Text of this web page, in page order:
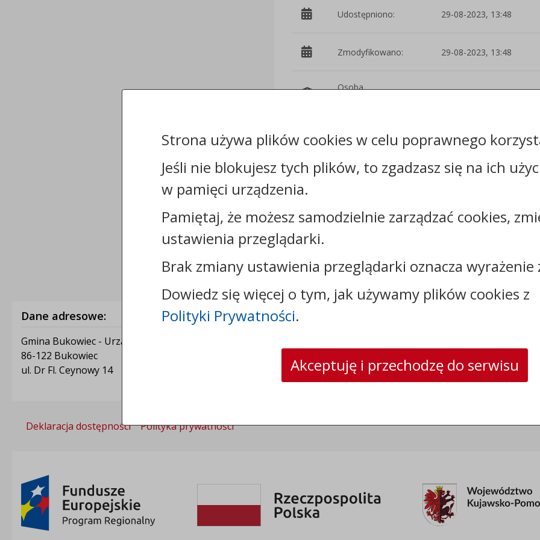
Udostępniono: 29-08-2023, 13:48
Zmodyfikowano: 29-08-2023, 13:48
Osoba
Grzegorz Radtke
Podmiot
Gmina Bukowiec -
Urząd Gminy
Załączniki
Rejestr zmian
Dane adresowe:
Gmina Bukowiec - Urząd Gminy Bukowiec
86-122 Bukowiec
ul. Dr Fl. Ceynowy 14
Kontakt:
skrytka ePUAP: /qw5e822clc/SkrytkaESP
strona www:www.bukowiec.pl
Deklaracja dostępności Polityka prywatności
Strona używa plików cookies w celu poprawnego
Jeśli nie blokujesz tych plików, to zgadzasz się na ich
w pamięci urządzenia.
Pamiętaj, że możesz samodzielnie zarządzać cookies,
ustawienia przeglądarki.
Brak zmiany ustawienia przeglądarki oznacza wyrażenie
Dowiedz się więcej o tym, jak używamy plików cookies z
Polityki Prywatności.
Akceptuję i przechodzę do serwisu